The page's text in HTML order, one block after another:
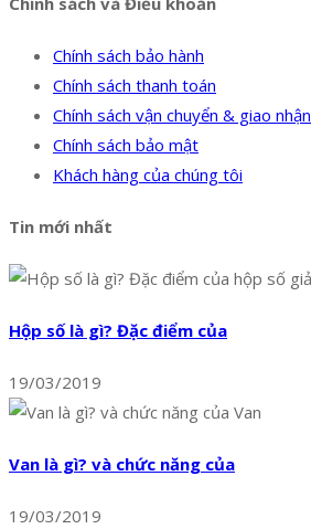
Chính sách bảo hành
Chính sách thanh toán
Chính sách vận chuyển & giao nhận
Chính sách bảo mật
Khách hàng của chúng tôi
Tin mới nhất
Hộp số là gì? Đặc điểm của
19/03/2019
Van là gì? và chức năng của
19/03/2019